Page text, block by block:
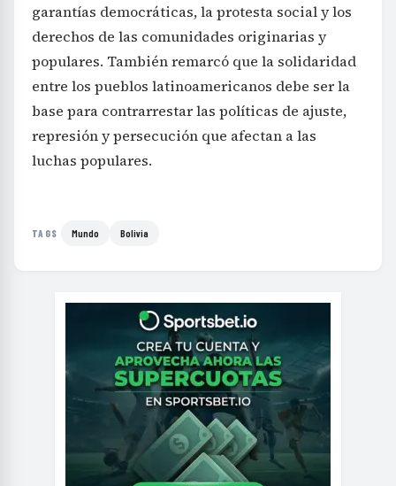
garantías democráticas, la protesta social y los
derechos de las comunidades originarias y
populares. También remarcó que la solidaridad
entre los pueblos latinoamericanos debe ser la
base para contrarrestar las políticas de ajuste,
represión y persecución que afectan a las
luchas populares.
TAGS Mundo Bolivia